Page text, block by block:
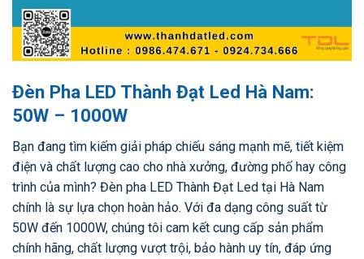
Đèn Pha LED Thành Đạt Led Hà Nam:
50W – 1000W
Bạn đang tìm kiếm giải pháp chiếu sáng mạnh mẽ, tiết kiệm
điện và chất lượng cao cho nhà xưởng, đường phố hay công
trình của mình? Đèn pha LED Thành Đạt Led tại Hà Nam
chính là sự lựa chọn hoàn hảo. Với đa dạng công suất từ
50W đến 1000W, chúng tôi cam kết cung cấp sản phẩm
chính hãng, chất lượng vượt trội, bảo hành uy tín, đáp ứng